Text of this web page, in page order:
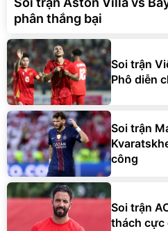
phân thắng bại
Soi trận
Phô diễn
Soi trận
công
Soi trận
thách cực